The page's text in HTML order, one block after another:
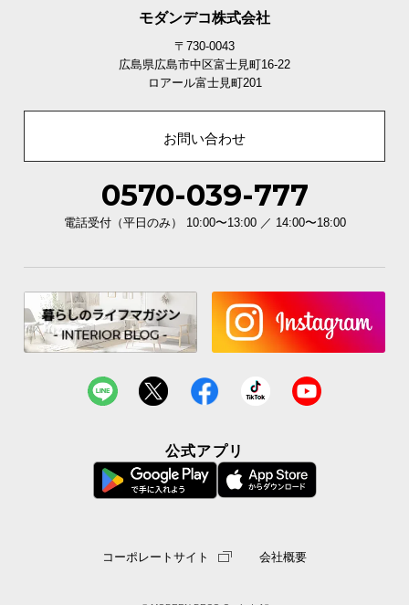
モダンデコ株式会社
〒730-0043
広島県広島市中区富士見町16-22
ロアール富士見町201
お問い合わせ
0570-039-777
電話受付（平日のみ） 10:00〜13:00 ／ 14:00〜18:00
公式アプリ
コーポレートサイト 会社概要